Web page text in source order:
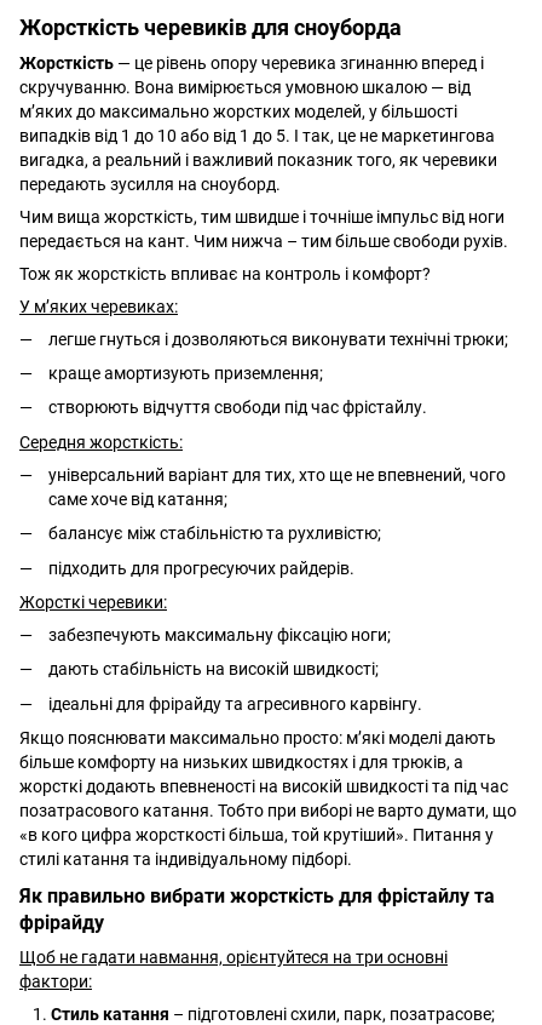
Жорсткість черевиків для сноуборда
Жорсткість — це рівень опору черевика згинанню вперед і
скручуванню. Вона вимірюється умовною шкалою — від
м’яких до максимально жорстких моделей, у більшості
випадків від 1 до 10 або від 1 до 5. І так, це не маркетингова
вигадка, а реальний і важливий показник того, як черевики
передають зусилля на сноуборд.
Чим вища жорсткість, тим швидше і точніше імпульс від ноги
передається на кант. Чим нижча – тим більше свободи рухів.
Тож як жорсткість впливає на контроль і комфорт?
У м’яких черевиках:
легше гнуться і дозволяються виконувати технічні трюки;
краще амортизують приземлення;
створюють відчуття свободи під час фрістайлу.
Середня жорсткість:
універсальний варіант для тих, хто ще не впевнений, чого
саме хоче від катання;
балансує між стабільністю та рухливістю;
підходить для прогресуючих райдерів.
Жорсткі черевики:
забезпечують максимальну фіксацію ноги;
дають стабільність на високій швидкості;
ідеальні для фрірайду та агресивного карвінгу.
Якщо пояснювати максимально просто: м’які моделі дають
більше комфорту на низьких швидкостях і для трюків, а
жорсткі додають впевненості на високій швидкості та під час
позатрасового катання. Тобто при виборі не варто думати, що
«в кого цифра жорсткості більша, той крутіший». Питання у
стилі катання та індивідуальному підборі.
Як правильно вибрати жорсткість для фрістайлу та
фрірайду
Щоб не гадати навмання, орієнтуйтеся на три основні
фактори:
Стиль катання – підготовлені схили, парк, позатрасове;